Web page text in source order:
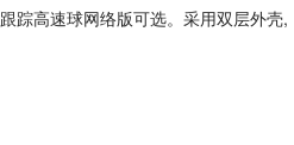
踪高速球网络版可选。采用双层外壳,